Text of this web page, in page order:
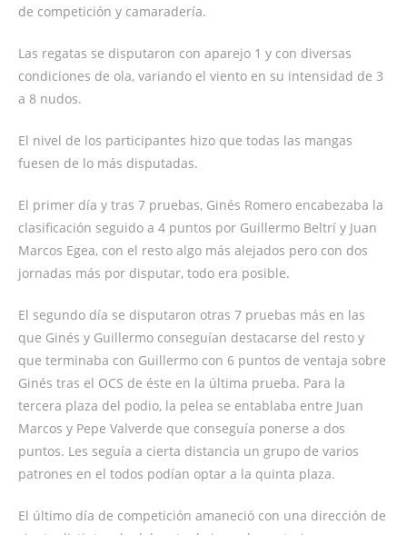
de competición y camaradería.
Las regatas se disputaron con aparejo 1 y con diversas
condiciones de ola, variando el viento en su intensidad de 3
a 8 nudos.
El nivel de los participantes hizo que todas las mangas
fuesen de lo más disputadas.
El primer día y tras 7 pruebas, Ginés Romero encabezaba la
clasificación seguido a 4 puntos por Guillermo Beltrí y Juan
Marcos Egea, con el resto algo más alejados pero con dos
jornadas más por disputar, todo era posible.
El segundo día se disputaron otras 7 pruebas más en las
que Ginés y Guillermo conseguían destacarse del resto y
que terminaba con Guillermo con 6 puntos de ventaja sobre
Ginés tras el OCS de éste en la última prueba. Para la
tercera plaza del podio, la pelea se entablaba entre Juan
Marcos y Pepe Valverde que conseguía ponerse a dos
puntos. Les seguía a cierta distancia un grupo de varios
patrones en el todos podían optar a la quinta plaza.
El último día de competición amaneció con una dirección de